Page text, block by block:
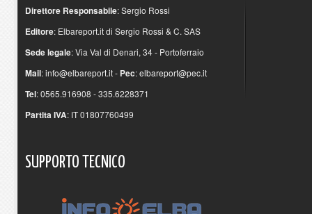
Direttore Responsabile: Sergio Rossi
Editore: Elbareport.it di Sergio Rossi & C. SAS
Sede legale: Via Val di Denari, 34 - Portoferraio
Mail:info@elbareport.it- Pec:elbareport@pec.it
Tel: 0565.916908 - 335.6228371
Partita IVA: IT 01807760499
SUPPORTO TECNICO